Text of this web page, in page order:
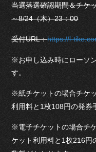
当選落選確認期間＆チケ
～8/24（木）23：00
受付URL：https://l-
※お申し込み時にローソ
す。
※紙チケットの場合チケ
利用料と 1枚108円の発券
※電子チケットの場合チ
ケット利用料と 1枚216円